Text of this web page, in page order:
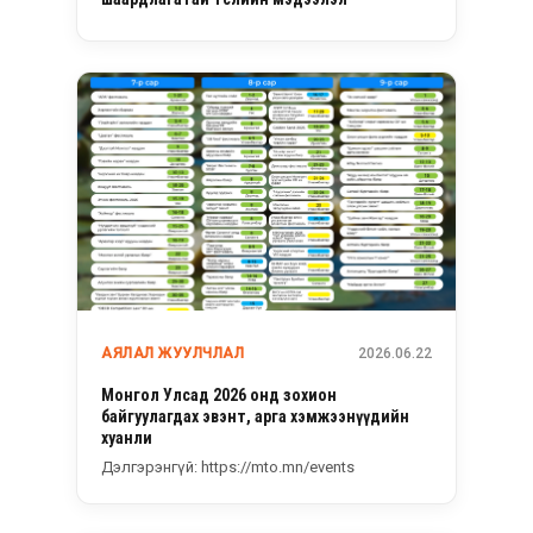
АЯЛАЛ ЖУУЛЧЛАЛ 2026.06.22
Монгол Улсад 2026 онд зохион
байгуулагдах эвэнт, арга хэмжээнүүдийн
хуанли
Дэлгэрэнгүй: https://mto.mn/events